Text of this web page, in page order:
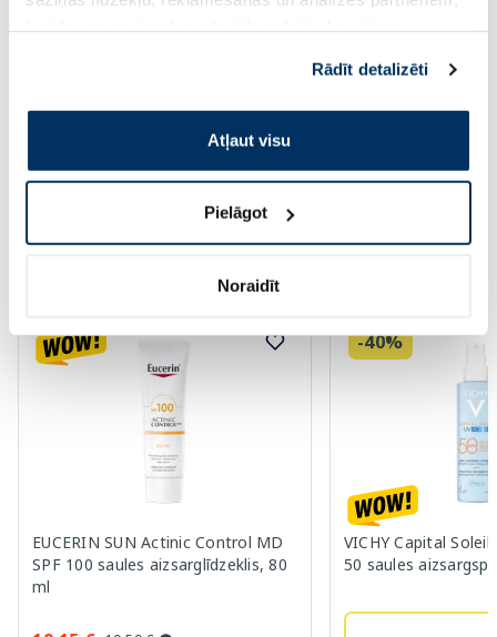
pakalpojumus. Ja piekrītat šo papildu sīkdatņu
izmantošanai, lūdzu, atzīmējiet savu izvēli:
Rādīt detalizēti
Atļaut visu
Pielāgot
Noraidīt
47.99 € 79.99 €
Standarta cena: 79.99 €
50.39 € 71.99 €
Standarta cena: 71.99 €
Saules aizsardzībai vasarā ☀️
EUCERIN SUN Actinic Control MD
SPF 100 saules aizsarglīdzeklis, 80
ml
-40%
VICHY Capital Soleil
50 saules